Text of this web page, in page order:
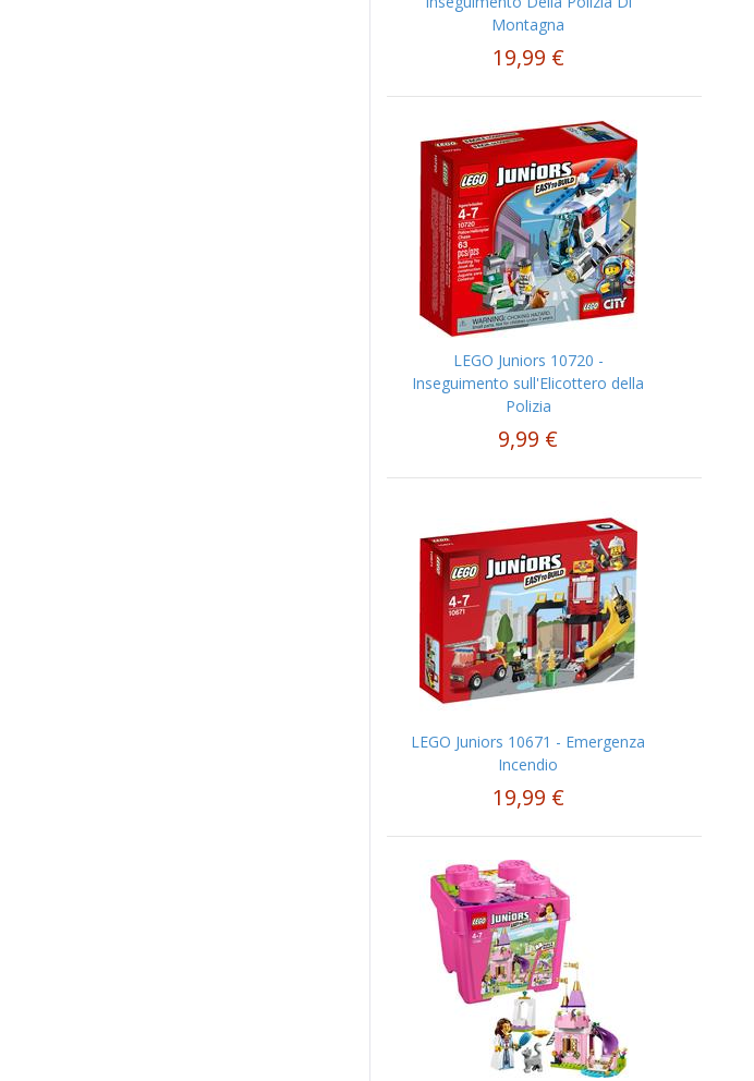
Montagna
19,99 €
LEGO Juniors 10720 -
Inseguimento sull'Elicottero della
Polizia
9,99 €
LEGO Juniors 10671 - Emergenza
Incendio
19,99 €